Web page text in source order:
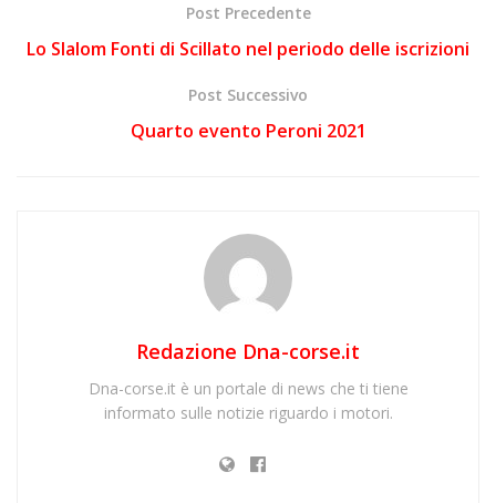
Post Precedente
Lo Slalom Fonti di Scillato nel periodo delle iscrizioni
Post Successivo
Quarto evento Peroni 2021
Redazione Dna-corse.it
Dna-corse.it è un portale di news che ti tiene
informato sulle notizie riguardo i motori.